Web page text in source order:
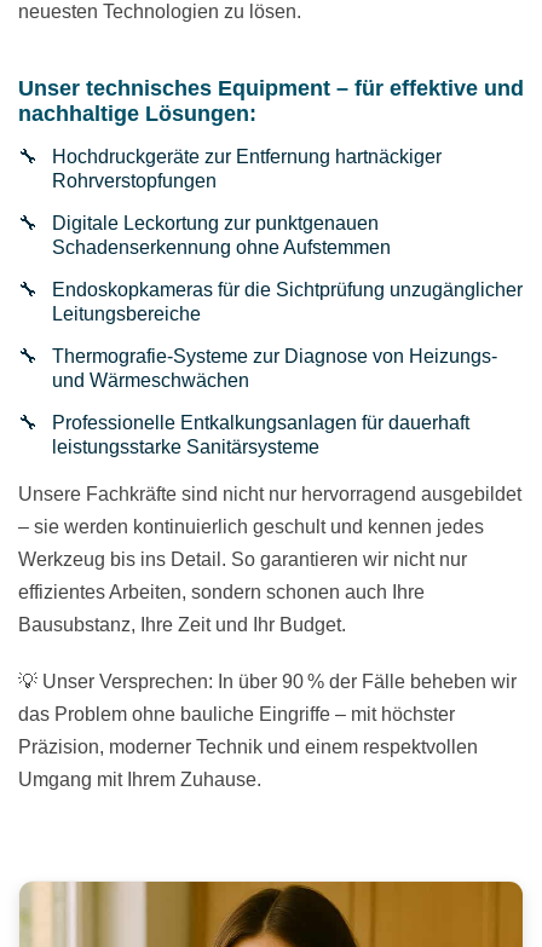
neuesten Technologien zu lösen.
Unser technisches Equipment – für effektive und
nachhaltige Lösungen:
Hochdruckgeräte zur Entfernung hartnäckiger
Rohrverstopfungen
Digitale Leckortung zur punktgenauen
Schadenserkennung ohne Aufstemmen
Endoskopkameras für die Sichtprüfung unzugänglicher
Leitungsbereiche
Thermografie-Systeme zur Diagnose von Heizungs-
und Wärmeschwächen
Professionelle Entkalkungsanlagen für dauerhaft
leistungsstarke Sanitärsysteme
Unsere Fachkräfte sind nicht nur hervorragend ausgebildet
– sie werden kontinuierlich geschult und kennen jedes
Werkzeug bis ins Detail. So garantieren wir nicht nur
effizientes Arbeiten, sondern schonen auch Ihre
Bausubstanz, Ihre Zeit und Ihr Budget.
💡 Unser Versprechen: In über 90 % der Fälle beheben wir
das Problem ohne bauliche Eingriffe – mit höchster
Präzision, moderner Technik und einem respektvollen
Umgang mit Ihrem Zuhause.